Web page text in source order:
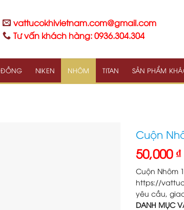
vattucokhivietnam.com@gmail.com
Tư vấn khách hàng: 0936.304.304
ĐỒNG NIKEN NHÔM TITAN SẢN PHẨM
Cuộn
50,000 ₫
Cuộn Nhôm
https://
yêu cầu,
DANH MỤC